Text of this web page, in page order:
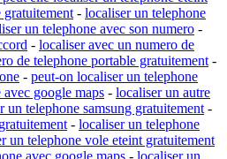
gratuitement - localiser un telephone
un telephone avec son numero -
- localiser avec un numero de
de telephone portable gratuitement -
- peut-on localiser un telephone
google maps - localiser un autre
un telephone samsung gratuitement -
- localiser un telephone
un telephone vole eteint gratuitement
avec google maps - localiser un